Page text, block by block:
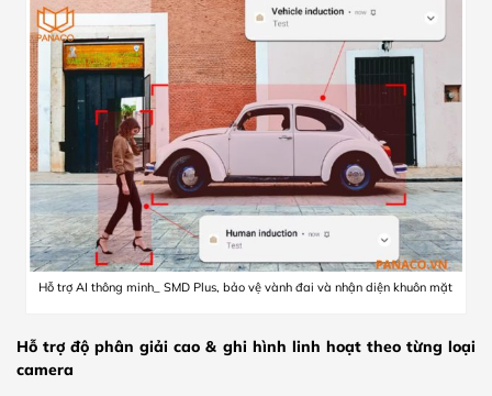
Hỗ trợ AI thông minh_ SMD Plus, bảo vệ vành đai và nhận diện khuôn mặt
Hỗ trợ độ phân giải cao & ghi hình linh hoạt theo từng loại
camera